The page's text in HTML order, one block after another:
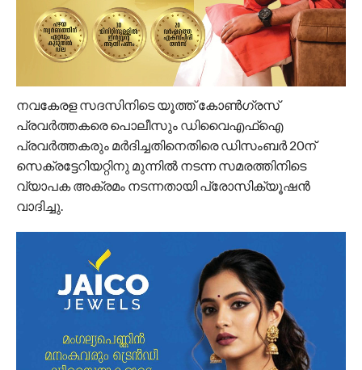
നവകേരള സദസിനിടെ യൂത്ത് കോൺഗ്രസ്
പ്രവർത്തകരെ പൊലീസും ഡിവൈഎഫ്ഐ
പ്രവർത്തകരും മർദിച്ചതിനെതിരെ ഡിസംബർ 20ന്
സെക്രട്ടേറിയറ്റിനു മുന്നിൽ നടന്ന സമരത്തിനിടെ
വ്യാപക അക്രമം നടന്നതായി പ്രോസിക്യൂഷൻ
വാദിച്ചു.